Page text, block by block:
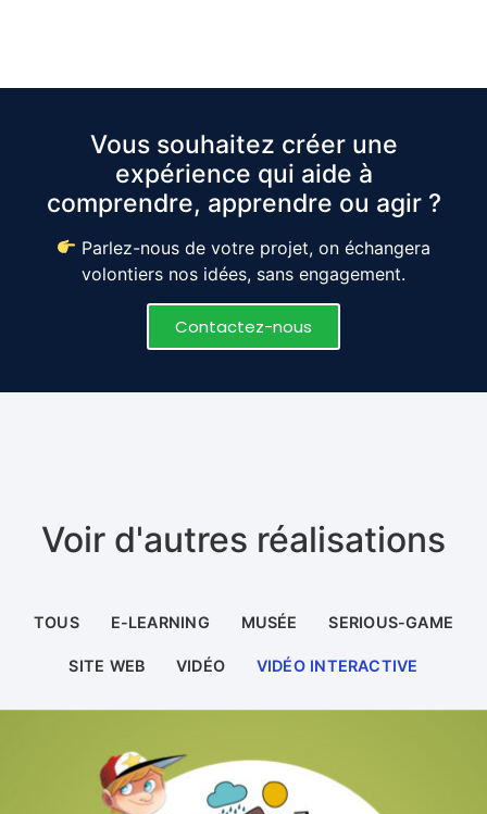
Vous souhaitez créer une
expérience qui aide à
comprendre, apprendre ou agir ?
Parlez-nous de votre projet, on échangera
volontiers nos idées, sans engagement.
Contactez-nous
Voir d'autres réalisations
TOUS E-LEARNING MUSÉE SERIOUS-GAME
SITE WEB VIDÉO VIDÉO INTERACTIVE